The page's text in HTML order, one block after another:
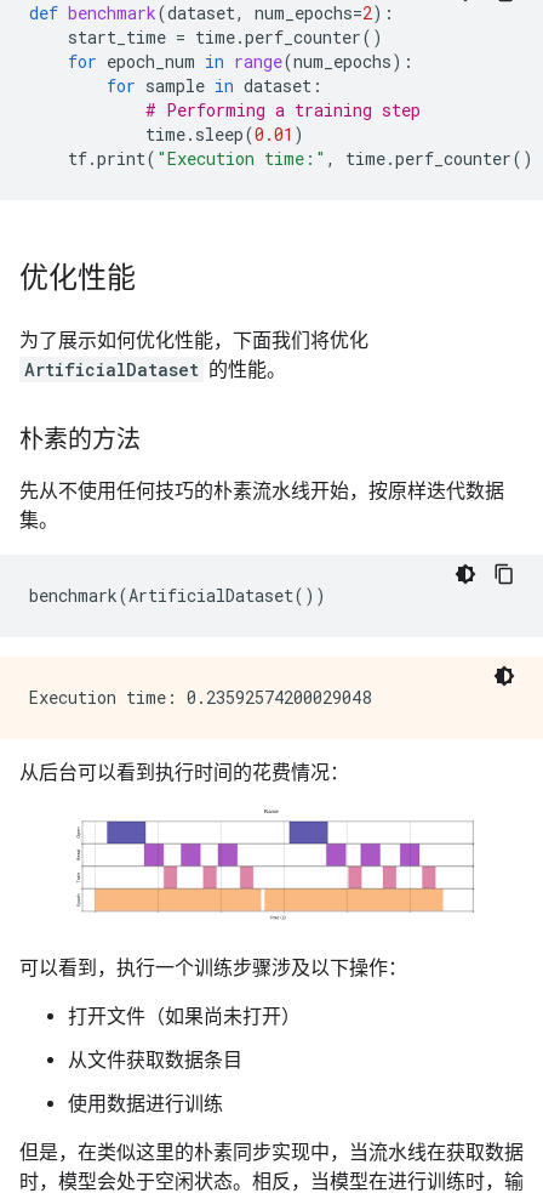
def benchmark(dataset, num_epochs=2):
start_time = time.perf_counter()
for epoch_num in range(num_epochs):
for sample in dataset :
# Performing a training step
time. sleep(0.01 )
tf.print( "Execution time:" , time.perf_counter()
优化性能
为了展示如何优化性能，下面我们将优化
ArtificialDataset 的性能。
朴素的方法
先从不使用任何技巧的朴素流水线开始，按原样迭代数据
集。
benchmark(ArtificialDataset())
从后台可以看到执行时间的花费情况：
可以看到，执行一个训练步骤涉及以下操作：
打开文件（如果尚未打开）
从文件获取数据条目
使用数据进行训练
但是，在类似这里的朴素同步实现中，当流水线在获取数据
时，模型会处于空闲状态。相反，当模型在进行训练时，输